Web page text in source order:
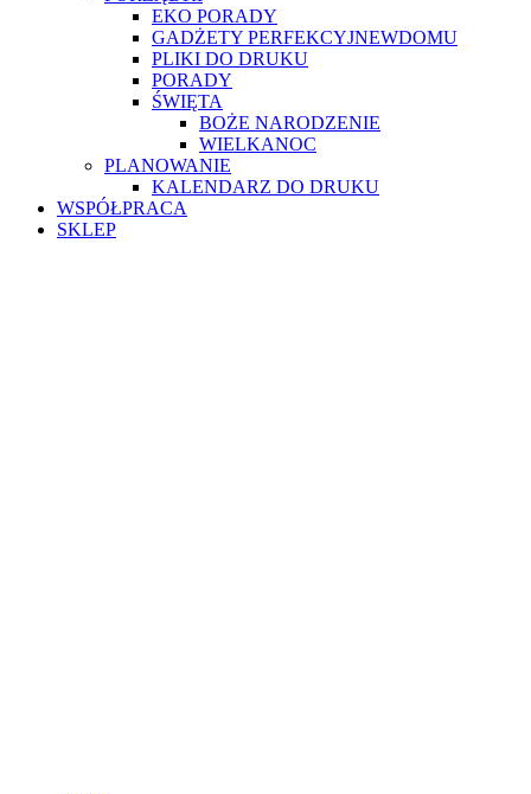
EKO PORADY
GADŻETY PERFEKCYJNEWDOMU
PLIKI DO DRUKU
PORADY
ŚWIĘTA
BOŻE NARODZENIE
WIELKANOC
PLANOWANIE
KALENDARZ DO DRUKU
WSPÓŁPRACA
SKLEP